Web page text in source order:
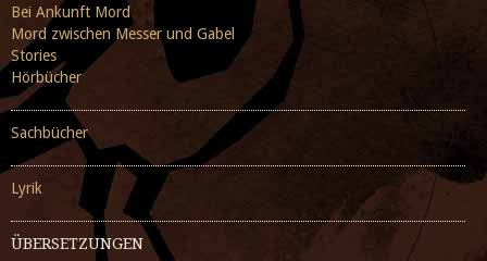
Bei Ankunft Mord
Mord zwischen Messer und Gabel
Stories
Hörbücher
Sachbücher
Lyrik
ÜBERSETZUNGEN